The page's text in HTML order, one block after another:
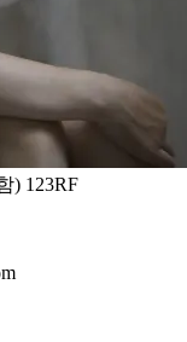
) 123RF